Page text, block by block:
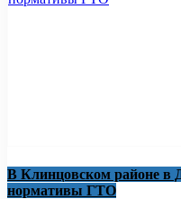
В Клинцовском районе в
нормативы ГТО